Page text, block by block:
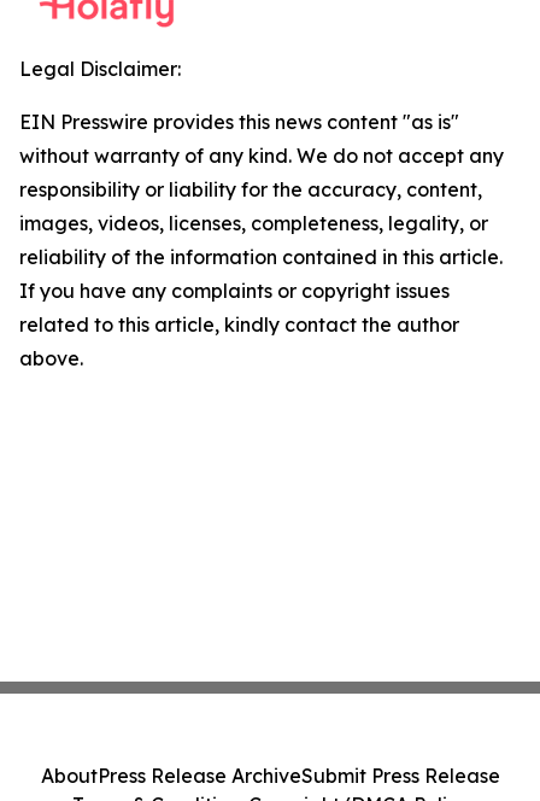
Legal Disclaimer:
EIN Presswire provides this news content "as is"
without warranty of any kind. We do not accept any
responsibility or liability for the accuracy, content,
images, videos, licenses, completeness, legality, or
reliability of the information contained in this article.
If you have any complaints or copyright issues
related to this article, kindly contact the author
above.
AboutPress Release ArchiveSubmit Press Release